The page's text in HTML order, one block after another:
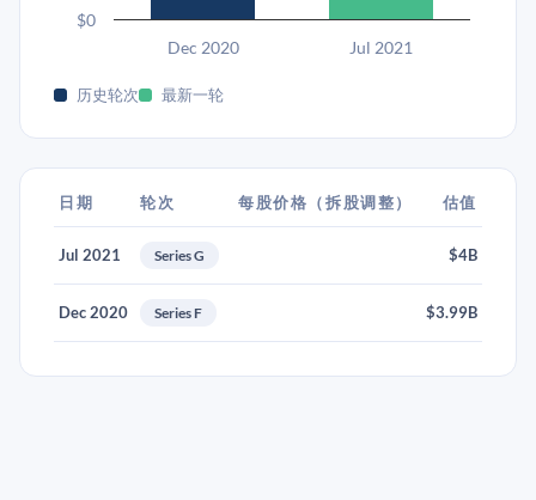
Dec 2020 Jul 2021
$0
历史轮次 最新一轮
日期 轮次 每股价格（拆股调整） 估值
Jul 2021 Series G $4B
Dec 2020 Series F $3.99B